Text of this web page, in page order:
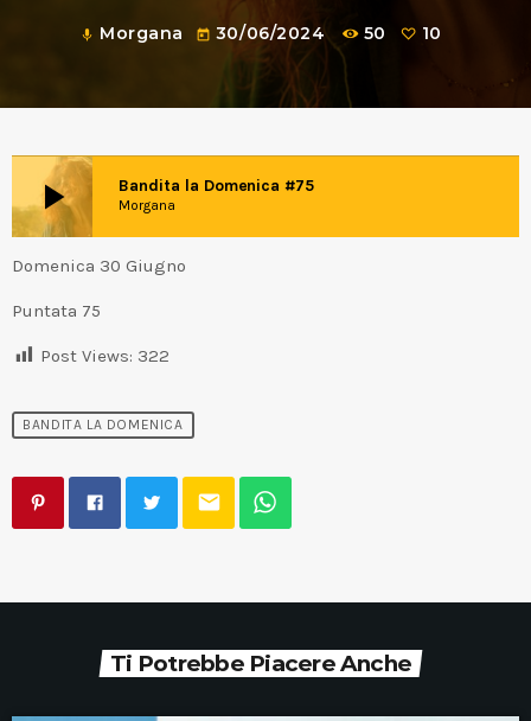
mic Morgana today 30/06/2024 50 10
play_arrow Bandita la Domenica #75
Morgana
Domenica 30 Giugno
Puntata 75
Post Views: 322
BANDITA LA DOMENICA
email
Ti Potrebbe Piacere Anche